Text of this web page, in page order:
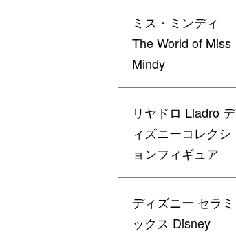
ミス・ミンディ
The World of Miss
Mindy
リヤドロ Lladro デ
ィズニーコレクシ
ョンフィギュア
ディズニー セラミ
ックス Disney